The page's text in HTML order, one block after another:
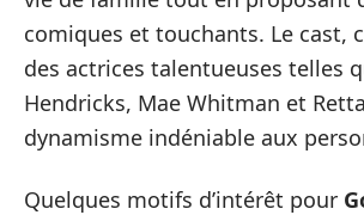
comiques et touchants. Le cast,
des actrices talentueuses telles
Hendricks, Mae Whitman et
dynamisme indéniable aux
Quelques motifs d’intérêt pour